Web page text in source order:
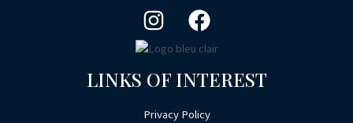
LINKS OF INTEREST
Privacy Policy